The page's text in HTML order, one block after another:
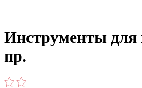
Инструменты для
пр.